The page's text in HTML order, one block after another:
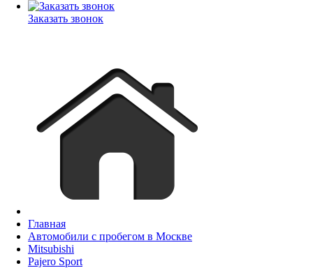
Заказать звонок
Главная
Автомобили с пробегом в Москве
Mitsubishi
Pajero Sport